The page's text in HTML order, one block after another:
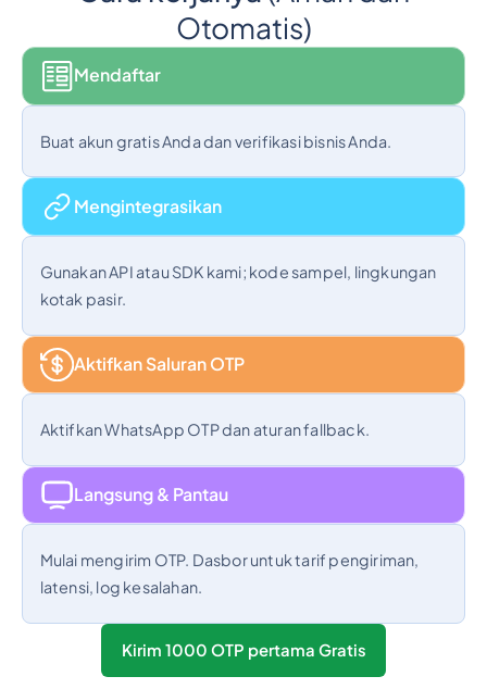
Otomatis)
Mendaftar
Buat akun gratis Anda dan verifikasi bisnis Anda.
Mengintegrasikan
Gunakan API atau SDK kami; kode sampel, lingkungan
kotak pasir.
Aktifkan Saluran OTP
Aktifkan WhatsApp OTP dan aturan fallback.
Langsung & Pantau
Mulai mengirim OTP. Dasbor untuk tarif pengiriman,
latensi, log kesalahan.
Kirim 1000 OTP pertama Gratis